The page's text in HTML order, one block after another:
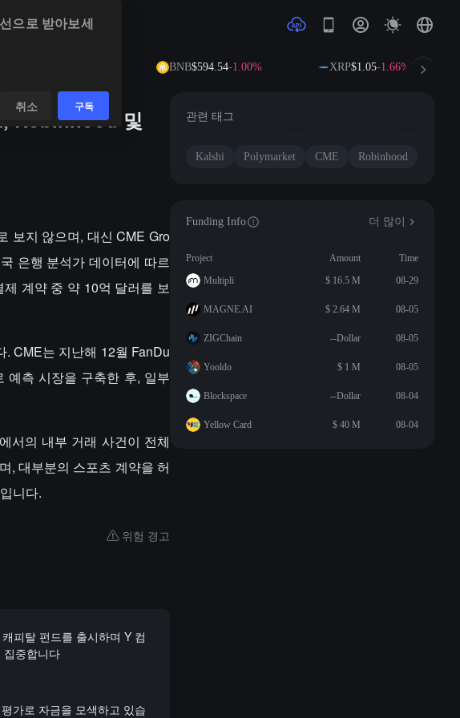
BNB$594.54-1.00% XRP$1.05-1.66%
Robinhood 및
보지 않으며, 대신 CME Gro
은행 분석가 데이터에 따르
계약 중 약 10억 달러를 보
CME는 지난해 12월 FanDu
예측 시장을 구축한 후, 일부
서의 내부 거래 사건이 전체
, 대부분의 스포츠 계약을 허
니다.
위험 경고
피탈 펀드를 출시하며 Y 컴
집중합니다
가로 자금을 모색하고 있습
관련 태그
Kalshi Polymarket CME Robinhood
Funding Info 더 많이
Project Amount
Time
Multipli
$ 16.5 M 08-29
MAGNE.AI $ 2.64 M 08-05
ZIGChain --Dollar 08-05
Yooldo $ 1 M 08-05
Blockspace --Dollar 08-04
Yellow Card $ 40 M 08-04
으로 받아보세
취소 구독